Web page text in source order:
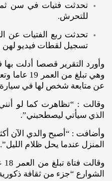
تحدثت فتيات في سن
للتحرش.
تحدثت ربع الفتيات عن
تسجيل لقطات فيديو لهن
وأورد التقرير قصصا أدلت بها
وهي تبلغ
عن متابعة شخص لها في
وقالت : “تظاهرت كما لو
الذي سيأتي ليصطحبني”.
وأضافت : “أصبح والدي الآن
المنزل عندما يحل ظلام الليل”.
الشوارع “جزء من ثقافة